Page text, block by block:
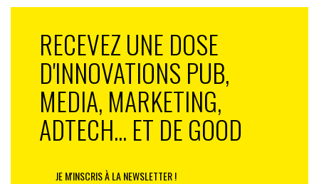
RECEVEZ UNE DOSE
D'INNOVATIONS PUB,
MEDIA, MARKETING,
ADTECH... ET DE GOOD
JE M'INSCRIS À LA NEWSLETTER !